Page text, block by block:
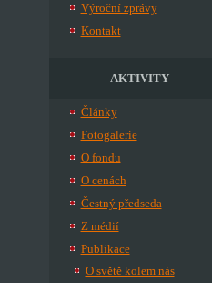
Výroční zprávy
Kontakt
AKTIVITY
Články
Fotogalerie
O fondu
O cenách
Čestný předseda
Z médií
Publikace
O světě kolem nás